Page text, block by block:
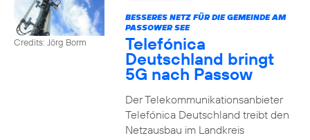
Credits: Jörg Borm
BESSERES NETZ FÜR DIE GEMEINDE AM
PASSOWER SEE
Telefónica
Deutschland bringt
5G nach Passow
Der Telekommunikationsanbieter
Telefónica Deutschland treibt den
Netzausbau im Landkreis